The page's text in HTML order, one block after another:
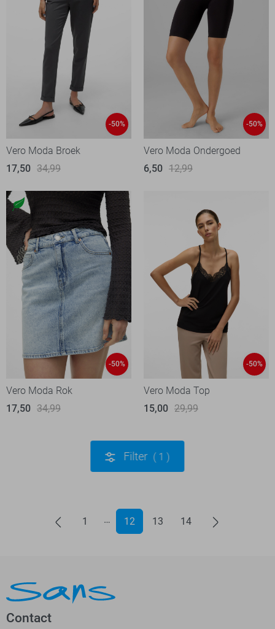
-50%
Vero Moda Broek
17,50 34,99
-50%
Vero Moda Ondergoed
6,50 12,99
-50%
Vero Moda Rok
17,50 34,99
-50%
Vero Moda Top
15,00 29,99
Filter 1
1 12 13 14
Contact